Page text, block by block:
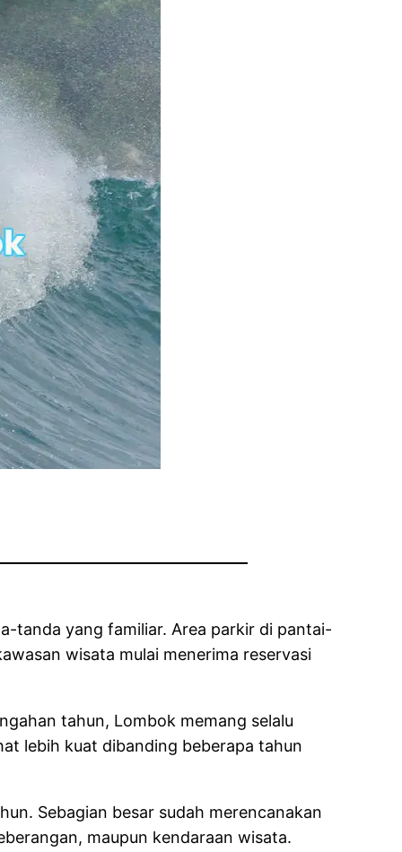
tanda yang familiar. Area parkir di pantai-
wisata mulai menerima reservasi
tahun, Lombok memang selalu
lebih kuat dibanding beberapa tahun
Sebagian besar sudah merencanakan
maupun kendaraan wisata.